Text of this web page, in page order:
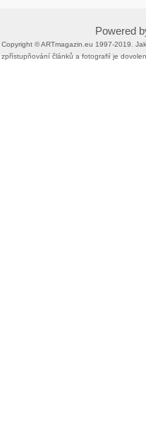
Powered
Copyright ©​ ​​ARTmagazin.eu ​1997-2019​.​
zpřístupňování článků a fotografií je